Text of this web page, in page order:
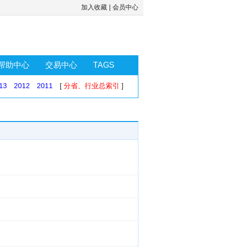
加入收藏 会员中心
助中心 交易中心 TAGS
2012 2011 [ 分省、行业总索引 ]